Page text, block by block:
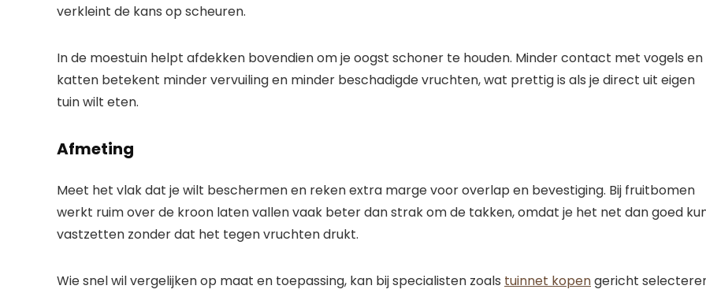
verkleint de kans op scheuren.
In de moestuin helpt afdekken bovendien om je oogst schoner te houden. Minder contact met vogels en
katten betekent minder vervuiling en minder beschadigde vruchten, wat prettig is als je direct uit eigen
tuin wilt eten.
Afmeting
Meet het vlak dat je wilt beschermen en reken extra marge voor overlap en bevestiging. Bij fruitbomen
werkt ruim over de kroon laten vallen vaak beter dan strak om de takken, omdat je het net dan goed
vastzetten zonder dat het tegen vruchten drukt.
Wie snel wil vergelijken op maat en toepassing, kan bij specialisten zoals tuinnet kopengericht